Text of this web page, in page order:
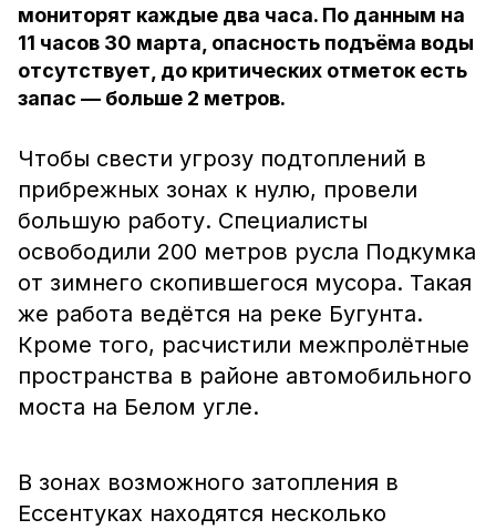
мониторят каждые два часа. По данным на
11 часов 30 марта, опасность подъёма воды
отсутствует, до критических отметок есть
запас — больше 2 метров.
Чтобы свести угрозу подтоплений в
прибрежных зонах к нулю, провели
большую работу. Специалисты
освободили 200 метров русла Подкумка
от зимнего скопившегося мусора. Такая
же работа ведётся на реке Бугунта.
Кроме того, расчистили межпролётные
пространства в районе автомобильного
моста на Белом угле.
В зонах возможного затопления в
Ессентуках находятся несколько